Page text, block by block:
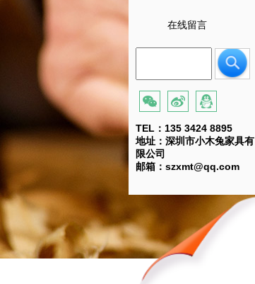
在线留言
TEL：135 3424 8895
地址：深圳市小木兔家具有
限公司
邮箱：szxmt@qq.com